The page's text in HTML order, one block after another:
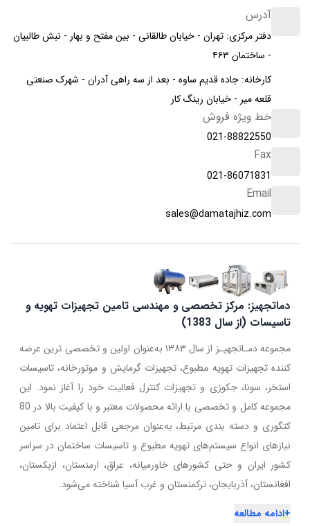
آدرس
دفتر مرکزی: تهران - خیابان طالقانی - بین مفتح و بهار - نبش طالبیان
- ساختمان ۴۶۳
کارخانه: جاده قدیم ساوه - بعد از سه راهی آدران - شهرک صنعتی
قلعه میر - خیابان رینگ کار
خط ویژه فروش
021-88822550
Fax
021-86071831
Email
sales@damatajhiz.com
دماتجهیز: مرکز تخصصی و مهندسی تامین تجهیزات تهویه و
تاسیسات (از سال 1383)
مجموعه دمـاتجهیـز از سال ۱۳۸۳ به‌عنوان اولین و تخصصی ترین عرضه
کننده تجهیزات تهویه مطبوع، تجهیزات گرمایش و موتورخانه، تاسیسات
استخر، سونا، جکوزی و تجهیزات کنترل فعالیت خود را آغاز نمود. این
مجموعه کامل و تخصصی با ارائه محصولات معتبر و با کیفیت بالا در 80
کتگوری و دسته بندی مرتبط، به‌عنوان مرجعی قابل اعتماد برای تامین
نیازهای انواع سیستم‌های تهویه مطبوع و تاسیسات ساختمان در سراسر
کشور ایران و حتی کشورهای خاورمیانه، عراق، ارمنستان، ازبکستان،
افغانستان، آذربایجان، ترکمنستان و غرب آسیا شناخته می‌شود.
+ادامه مطالعه